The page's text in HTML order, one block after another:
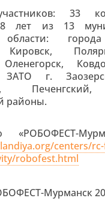
33
лет из 13
Кировск,
Оленегорск,
ЗАТО г.
районы.
«РОБОФЕСТ-
centers/
robofest.html
Мурманск